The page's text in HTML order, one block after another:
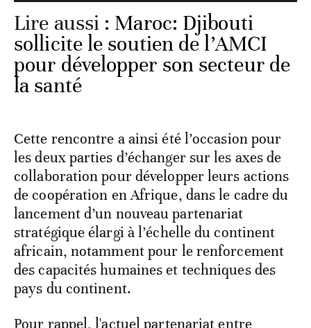
Lire aussi : Maroc: Djibouti
sollicite le soutien de l’AMCI
pour développer son secteur de
la santé
Cette rencontre a ainsi été l’occasion pour
les deux parties d’échanger sur les axes de
collaboration pour développer leurs actions
de coopération en Afrique, dans le cadre du
lancement d’un nouveau partenariat
stratégique élargi à l’échelle du continent
africain, notamment pour le renforcement
des capacités humaines et techniques des
pays du continent.
Pour rappel, l'actuel partenariat entre